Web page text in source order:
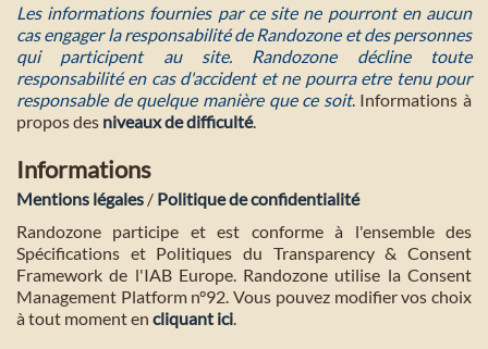
Les informations fournies par ce site ne pourront en aucun
cas engager la responsabilité de Randozone et des personnes
qui participent au site. Randozone décline toute
responsabilité en cas d'accident et ne pourra etre tenu pour
responsable de quelque manière que ce soit. Informations à
propos des niveaux de difficulté.
Informations
Mentions légales / Politique de confidentialité
Randozone participe et est conforme à l'ensemble des
Spécifications et Politiques du Transparency & Consent
Framework de l'IAB Europe. Randozone utilise la Consent
Management Platform n°92. Vous pouvez modifier vos choix
à tout moment en cliquant ici.